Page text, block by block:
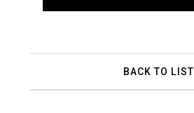
BACK TO LIST